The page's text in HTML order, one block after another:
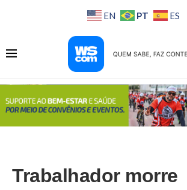
EN PT ES
Trabalhador morre